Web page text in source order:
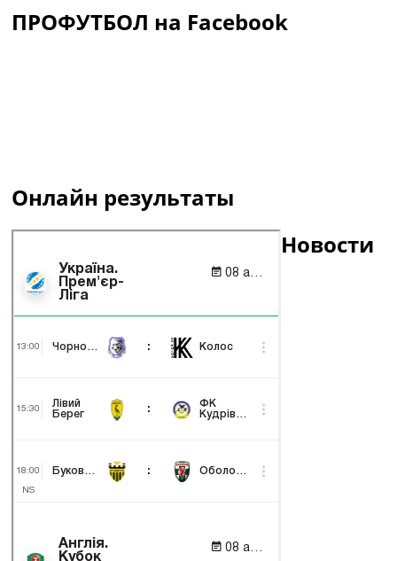
ПРОФУТБОЛ на Facebook
Онлайн результаты
Новости